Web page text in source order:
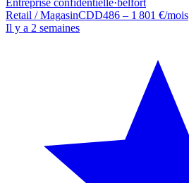
Entreprise confidentielle·belfort
Retail / MagasinCDD486 – 1 801 €/mois
Il y a 2 semaines